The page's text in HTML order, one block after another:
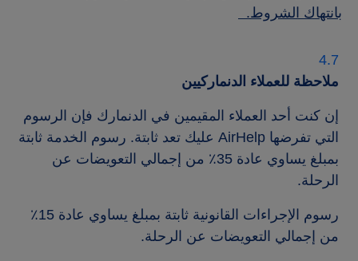
بانتهاك الشروط.
ملاحظة للعملاء الدنماركيين
إن كنت أحد العملاء المقيمين في الدنمارك فإن الرسوم
التي تفرضها AirHelp عليك تعد ثابتة. رسوم الخدمة ثابتة
بمبلغ يساوي عادة 35‎٪ من إجمالي التعويضات عن
الرحلة.
رسوم الإجراءات القانونية ثابتة بمبلغ يساوي عادة 15‎٪
من إجمالي التعويضات عن الرحلة.